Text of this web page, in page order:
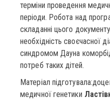
терміни проведення
періоди. Робота над
складанні цього
необхідність своєчасної
синдромом Дауна
потреб таких дітей.
Матеріал
медичної генетики